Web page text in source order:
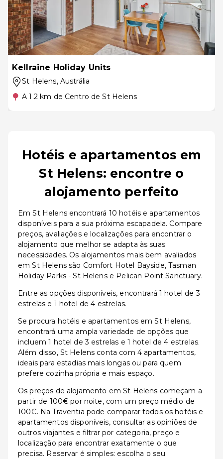
Kellraine Holiday Units
St Helens, Austrália
A 1.2 km de Centro de St Helens
Hotéis e apartamentos em
St Helens: encontre o
alojamento perfeito
Em St Helens encontrará 10 hotéis e apartamentos
disponíveis para a sua próxima escapadela. Compare
preços, avaliações e localizações para encontrar o
alojamento que melhor se adapta às suas
necessidades. Os alojamentos mais bem avaliados
em St Helens são Comfort Hotel Bayside, Tasman
Holiday Parks - St Helens e Pelican Point Sanctuary.
Entre as opções disponíveis, encontrará 1 hotel de 3
estrelas e 1 hotel de 4 estrelas.
Se procura hotéis e apartamentos em St Helens,
encontrará uma ampla variedade de opções que
incluem 1 hotel de 3 estrelas e 1 hotel de 4 estrelas.
Além disso, St Helens conta com 4 apartamentos,
ideais para estadias mais longas ou para quem
prefere cozinha própria e mais espaço.
Os preços de alojamento em St Helens começam a
partir de 100€ por noite, com um preço médio de
100€. Na Traventia pode comparar todos os hotéis e
apartamentos disponíveis, consultar as opiniões de
outros viajantes e filtrar por categoria, preço e
localização para encontrar exatamente o que
precisa. Reservar é simples: escolha o seu